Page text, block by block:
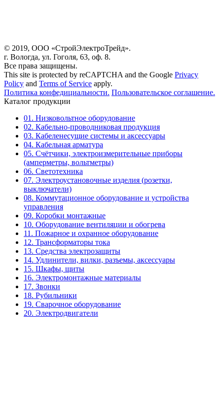
© 2019, ООО «СтройЭлектроТрейд».
г. Вологда, ул. Гоголя, 63, оф. 8.
Все права защищены.
This site is protected by reCAPTCHA and the Google Privacy
Policy and Terms of Service apply.
Политика конфедициальности. Пользовательское соглашение.
Каталог продукции
01. Низковольтное оборудование
02. Кабельно-проводниковая продукция
03. Кабеленесущие системы и аксессуары
04. Кабельная арматура
05. Счётчики, электроизмерительные приборы
(амперметры, вольтметры)
06. Светотехника
07. Электроустановочные изделия (розетки,
выключатели)
08. Коммутационное оборудование и устройства
управления
09. Коробки монтажные
10. Оборудование вентиляции и обогрева
11. Пожарное и охранное оборудование
12. Трансформаторы тока
13. Средства электрозащиты
14. Удлинители, вилки, разъемы, аксессуары
15. Шкафы, щиты
16. Электромонтажные материалы
17. Звонки
18. Рубильники
19. Сварочное оборудование
20. Электродвигатели